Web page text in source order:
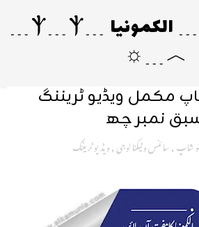
Ⲯ﹍︿﹍︿﹍ الکمونیا ﹍Ⲯ﹍Ⲯ﹍
︿﹍☼
مکمل ویڈیو ٹریننگ
سبق نمبر چھ
شاپ,سائنس و ٹیکنالوجی,ویڈیو ٹریننگ